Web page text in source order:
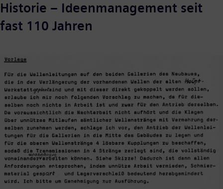
Historie – Ideenmanagement seit
fast 110 Jahren